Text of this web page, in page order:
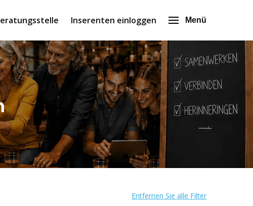
Inserenten einloggen Menü
Entfernen Sie alle Filter